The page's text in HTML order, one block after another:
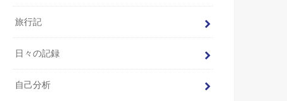
旅行記
日々の記録
自己分析